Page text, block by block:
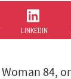
LINKEDIN
84,